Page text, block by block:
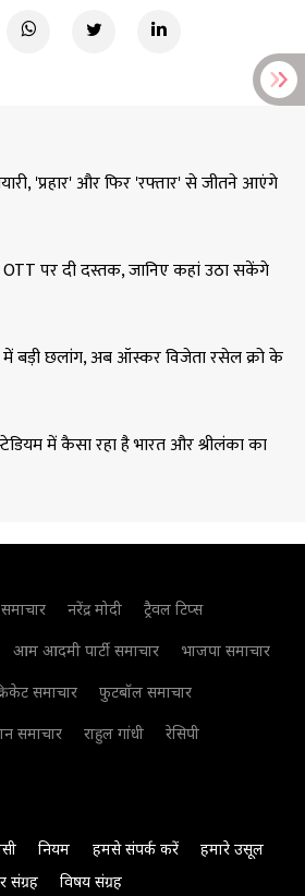
'प्रहार' और फिर 'रफ्तार' से जीतने आएंगे
पर दी दस्तक, जानिए कहां उठा सकेंगे
में बड़ी छलांग, अब ऑस्कर विजेता रसेल क्रो के
में कैसा रहा है भारत और श्रीलंका का
नरेंद्र मोदी
ट्रैवल टिप्स
आम आदमी पार्टी समाचार
भाजपा समाचार
समाचार
फुटबॉल समाचार
समाचार राहुल गांधी
रेसिपी
नियम हमसे संपर्क करें
हमारे उसूल
संग्रह विषय संग्रह